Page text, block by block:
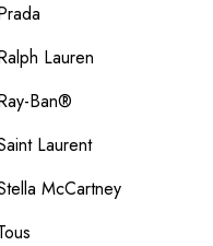
Lauren
Ban®
Laurent
McCartney